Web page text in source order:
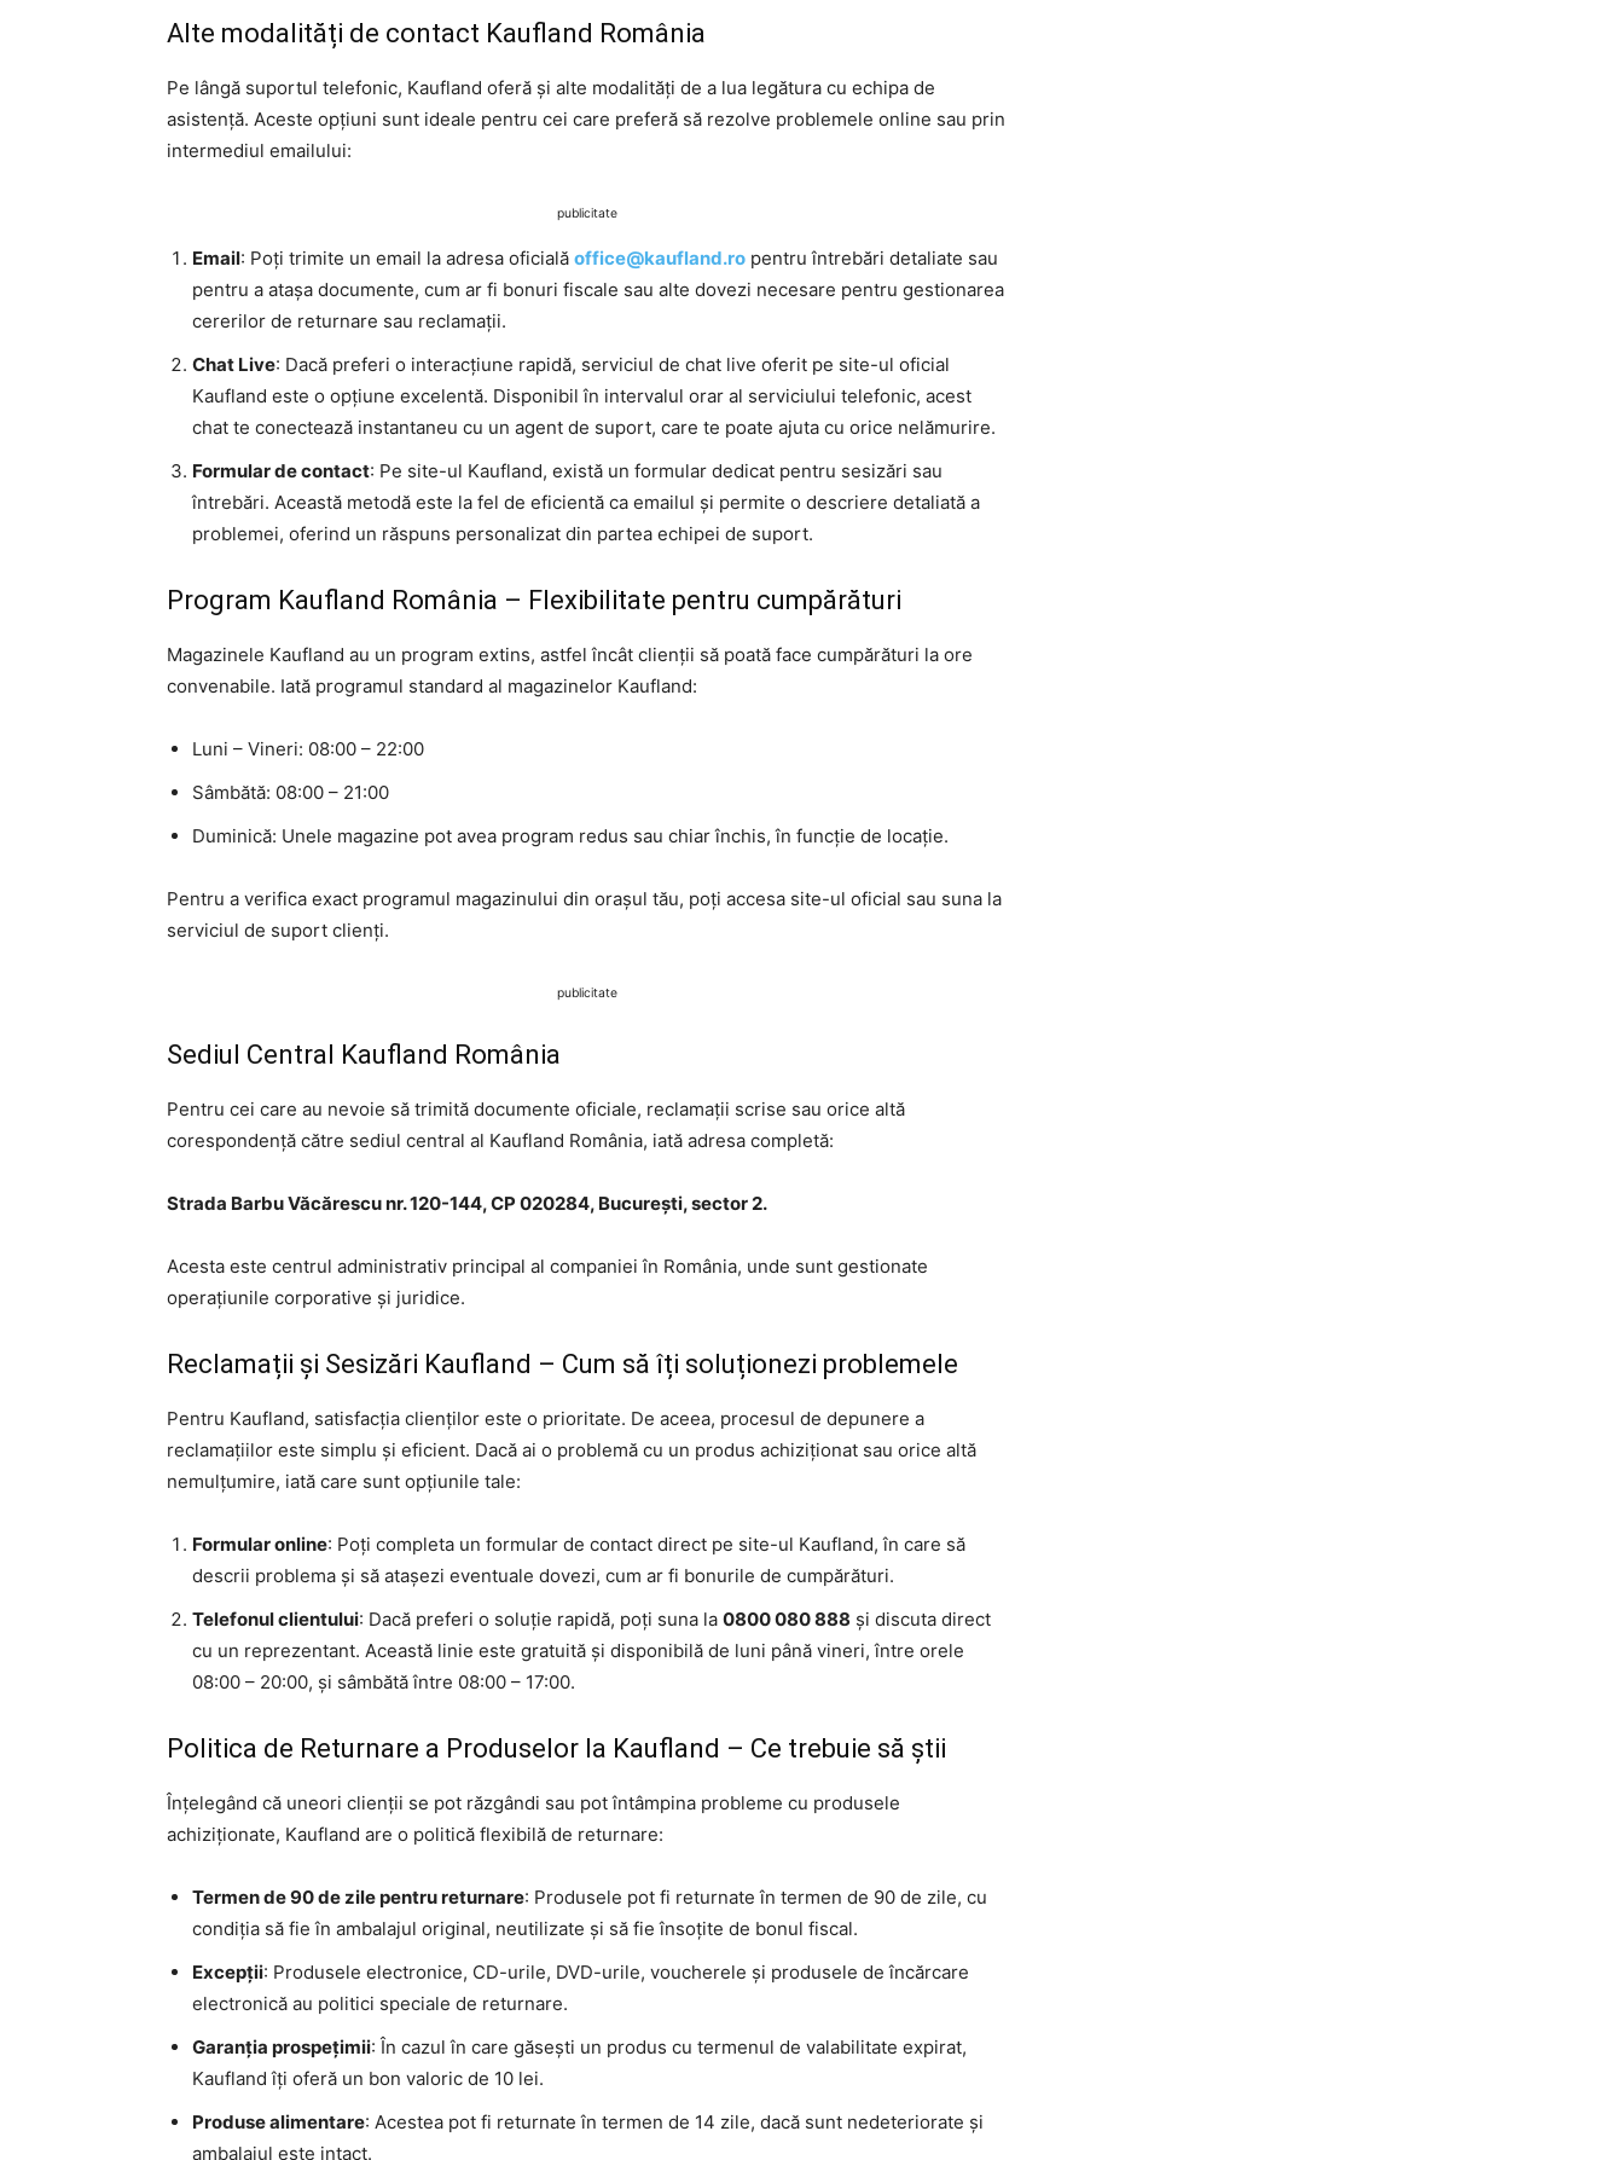
Alte modalități de contact Kaufland România
Pe lângă suportul telefonic, Kaufland oferă și alte modalități de a lua legătura cu echipa de
asistență. Aceste opțiuni sunt ideale pentru cei care preferă să rezolve problemele online sau prin
intermediul emailului:
publicitate
Email: Poți trimite un email la adresa oficială office@kaufland.ro pentru întrebări detaliate sau
pentru a atașa documente, cum ar fi bonuri fiscale sau alte dovezi necesare pentru gestionarea
cererilor de returnare sau reclamații.
Chat Live: Dacă preferi o interacțiune rapidă, serviciul de chat live oferit pe site-ul oficial
Kaufland este o opțiune excelentă. Disponibil în intervalul orar al serviciului telefonic, acest
chat te conectează instantaneu cu un agent de suport, care te poate ajuta cu orice nelămurire.
Formular de contact: Pe site-ul Kaufland, există un formular dedicat pentru sesizări sau
întrebări. Această metodă este la fel de eficientă ca emailul și permite o descriere detaliată a
problemei, oferind un răspuns personalizat din partea echipei de suport.
Program Kaufland România – Flexibilitate pentru cumpărături
Magazinele Kaufland au un program extins, astfel încât clienții să poată face cumpărături la ore
convenabile. Iată programul standard al magazinelor Kaufland:
Luni – Vineri: 08:00 – 22:00
Sâmbătă: 08:00 – 21:00
Duminică: Unele magazine pot avea program redus sau chiar închis, în funcție de locație.
Pentru a verifica exact programul magazinului din orașul tău, poți accesa site-ul oficial sau suna la
serviciul de suport clienți.
publicitate
Sediul Central Kaufland România
Pentru cei care au nevoie să trimită documente oficiale, reclamații scrise sau orice altă
corespondență către sediul central al Kaufland România, iată adresa completă:
Strada Barbu Văcărescu nr. 120-144, CP 020284, București, sector 2.
Acesta este centrul administrativ principal al companiei în România, unde sunt gestionate
operațiunile corporative și juridice.
Reclamații și Sesizări Kaufland – Cum să îți soluționezi problemele
Pentru Kaufland, satisfacția clienților este o prioritate. De aceea, procesul de depunere a
reclamațiilor este simplu și eficient. Dacă ai o problemă cu un produs achiziționat sau orice altă
nemulțumire, iată care sunt opțiunile tale:
Formular online: Poți completa un formular de contact direct pe site-ul Kaufland, în care să
descrii problema și să atașezi eventuale dovezi, cum ar fi bonurile de cumpărături.
Telefonul clientului: Dacă preferi o soluție rapidă, poți suna la 0800 080 888 și discuta direct
cu un reprezentant. Această linie este gratuită și disponibilă de luni până vineri, între orele
08:00 – 20:00, și sâmbătă între 08:00 – 17:00.
Politica de Returnare a Produselor la Kaufland – Ce trebuie să știi
Înțelegând că uneori clienții se pot răzgândi sau pot întâmpina probleme cu produsele
achiziționate, Kaufland are o politică flexibilă de returnare:
Termen de 90 de zile pentru returnare: Produsele pot fi returnate în termen de 90 de zile, cu
condiția să fie în ambalajul original, neutilizate și să fie însoțite de bonul fiscal.
Excepții: Produsele electronice, CD-urile, DVD-urile, voucherele și produsele de încărcare
electronică au politici speciale de returnare.
Garanția prospețimii: În cazul în care găsești un produs cu termenul de valabilitate expirat,
Kaufland îți oferă un bon valoric de 10 lei.
Produse alimentare: Acestea pot fi returnate în termen de 14 zile, dacă sunt nedeteriorate și
ambalajul este intact.